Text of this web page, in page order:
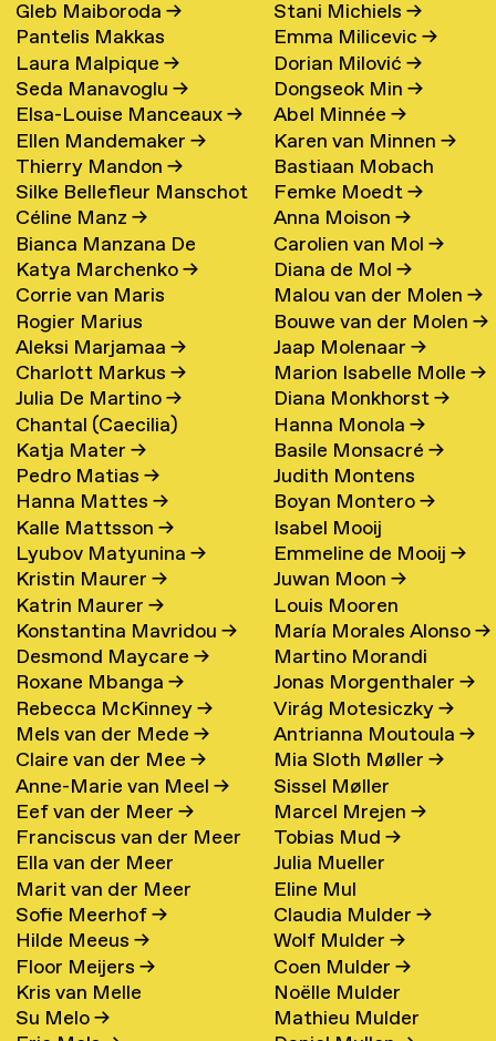
Gleb Maiboroda→
Pantelis Makkas
Laura Malpique→
Seda Manavoglu→
Elsa-Louise Manceaux→
Ellen Mandemaker→
Thierry Mandon→
Silke Bellefleur Manschot
→
Céline Manz→
Bianca Manzana De
Agustin→
Katya Marchenko→
Corrie van Maris
Rogier Marius
Aleksi Marjamaa→
Charlott Markus→
Julia De Martino→
Chantal (Caecilia)
Maschke (Hattink)
Katja Mater→
Pedro Matias→
Hanna Mattes→
Kalle Mattsson→
Lyubov Matyunina→
Kristin Maurer→
Katrin Maurer→
Konstantina Mavridou→
Desmond Maycare→
Roxane Mbanga→
Rebecca McKinney→
Mels van der Mede→
Claire van der Mee→
Anne-Marie van Meel→
Eef van der Meer→
Franciscus van der Meer
→
Ella van der Meer
Marit van der Meer
Sofie Meerhof→
Hilde Meeus→
Floor Meijers→
Kris van Melle
Su Melo→
Stani Michiels→
Emma Milicevic→
Dorian Milović→
Dongseok Min→
Abel Minnée→
Karen van Minnen→
Bastiaan Mobach
Femke Moedt→
Anna Moison→
Carolien van Mol→
Diana de Mol→
Malou van der Molen→
Bouwe van der Molen→
Jaap Molenaar→
Marion Isabelle Molle→
Diana Monkhorst→
Hanna Monola→
Basile Monsacré→
Judith Montens
Boyan Montero→
Isabel Mooij
Emmeline de Mooij→
Juwan Moon→
Louis Mooren
María Morales Alonso→
Martino Morandi
Jonas Morgenthaler→
Virág Motesiczky→
Antrianna Moutoula→
Mia Sloth Møller→
Sissel Møller
Marcel Mrejen→
Tobias Mud→
Julia Mueller
Eline Mul
Claudia Mulder→
Wolf Mulder→
Coen Mulder→
Noëlle Mulder
Mathieu Mulder